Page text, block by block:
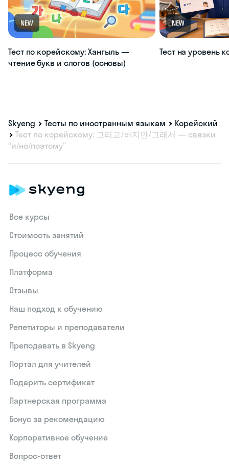
NEW
Тест по корейскому: Хангыль —
чтение букв и слогов (основы)
NEW
Тест на уровень
Skyeng Тесты по иностранным языкам
Корейский
Тест по корейскому: 그리고/하지만/그래서 — связки
“и/но/поэтому”
Все курсы
Стоимость занятий
Процесс обучения
Платформа
Отзывы
Наш подход к обучению
Репетиторы и преподаватели
Преподавать в Skyeng
Портал для учителей
Подарить сертификат
Партнерская программа
Бонус за рекомендацию
Корпоративное обучение
Вопрос-ответ